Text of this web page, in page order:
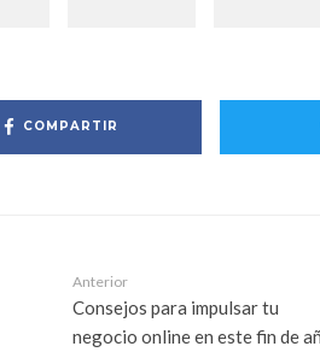
COMPARTIR
Anterior
Consejos para impulsar tu
negocio online en este fin de